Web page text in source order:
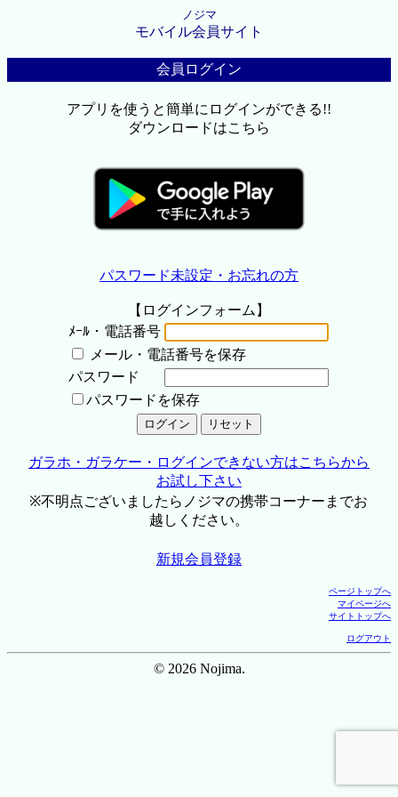
ノジマ
モバイル会員サイト
会員ログイン
アプリを使うと簡単にログインができる!!
ダウンロードはこちら
パスワード未設定・お忘れの方
【ログインフォーム】
ﾒｰﾙ・電話番号
メール・電話番号を保存
パスワード
パスワードを保存
ガラホ・ガラケー・ログインできない方はこちらから
お試し下さい
※不明点ございましたらノジマの携帯コーナーまでお
越しください。
新規会員登録
ページトップへ
マイページへ
サイトトップへ
ログアウト
© 2026 Nojima.